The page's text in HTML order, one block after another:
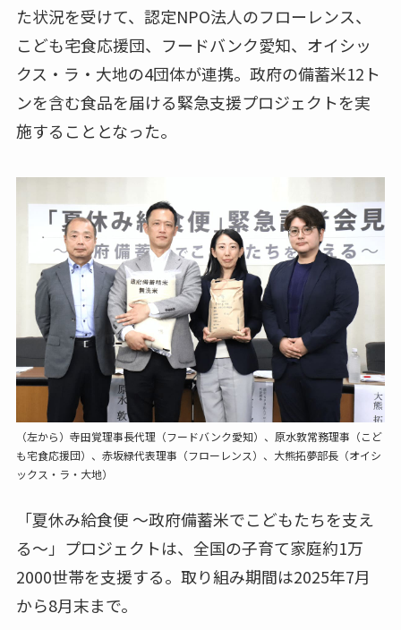
た状況を受けて、認定NPO法人のフローレンス、
こども宅食応援団、フードバンク愛知、オイシッ
クス・ラ・大地の4団体が連携。政府の備蓄米12ト
ンを含む食品を届ける緊急支援プロジェクトを実
施することとなった。
（左から）寺田覚理事長代理（フードバンク愛知）、原水敦常務理事（こど
も宅食応援団）、赤坂緑代表理事（フローレンス）、大熊拓夢部長（オイシ
ックス・ラ・大地）
「夏休み給食便 ～政府備蓄米でこどもたちを支え
る～」プロジェクトは、全国の子育て家庭約1万
2000世帯を支援する。取り組み期間は2025年7月
から8月末まで。